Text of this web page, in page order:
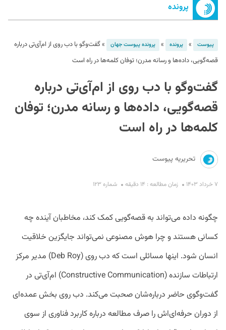
پرونده
پیوست » پرونده » پرونده پیوست جهان »گفت‌وگو با دب روی از ام‌آی‌تی درباره
قصه‌گویی، داده‌ها و رسانه مدرن؛ توفان کلمه‌ها در راه است
گفت‌وگو با دب روی از ام‌آی‌تی درباره
قصه‌گویی، داده‌ها و رسانه مدرن؛ توفان
کلمه‌ها در راه است
تحریریه پیوست
۷ خرداد ۱۴۰۳ زمان مطالعه : ۱۴ دقیقه شماره ۱۲۳
چگونه داده می‌تواند به قصه‌گویی کمک کند، مخاطبان آینده چه
کسانی هستند و چرا هوش مصنوعی نمی‌تواند جایگزین خلاقیت
انسان شود. اینها مسائلی است که دب روی (Deb Roy) مدیر مرکز
ارتباطات سازنده (Constructive Communication) ام‌آی‌تی در
گفت‌وگوی حاضر درباره‌شان صحبت می‌کند. دب روی بخش عمده‌ای
از دوران حرفه‌ای‌اش را صرف مطالعه درباره کاربرد فناوری از سوی